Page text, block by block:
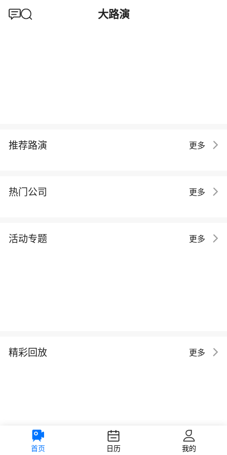
大路演
推荐路演 更多
热门公司 更多
活动专题 更多
精彩回放 更多
首页 日历 我的